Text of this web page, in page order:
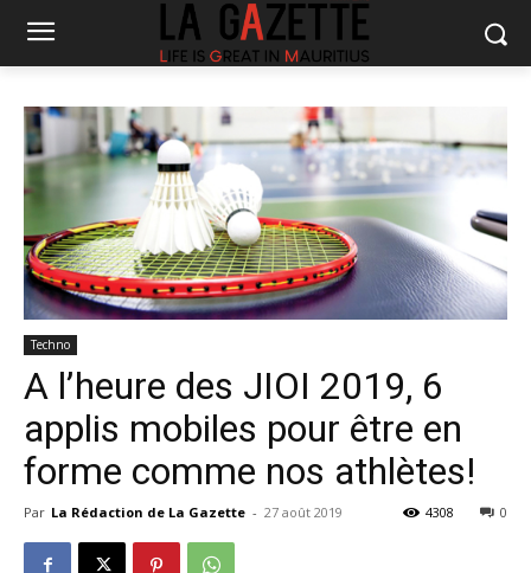
Techno
A l’heure des JIOI 2019, 6
applis mobiles pour être en
forme comme nos athlètes!
Par La Rédaction de La Gazette - 27 août 2019 0
4308